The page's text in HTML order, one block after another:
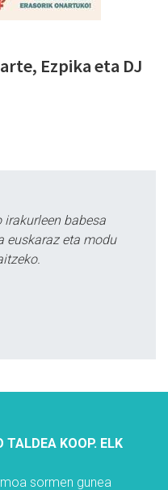
Ezpika eta DJ
irakurleen babesa
euskaraz eta modu
TALDEA KOOP. ELK
sormen gunea